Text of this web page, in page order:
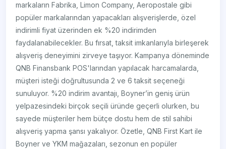
markaların Fabrika, Limon Company, Aeropostale gibi
popüler markalarından yapacakları alışverişlerde, özel
indirimli fiyat üzerinden ek %20 indirimden
faydalanabilecekler. Bu fırsat, taksit imkanlarıyla birleşerek
alışveriş deneyimini zirveye taşıyor. Kampanya döneminde
QNB Finansbank POS'larından yapılacak harcamalarda,
müşteri isteği doğrultusunda 2 ve 6 taksit seçeneği
sunuluyor. %20 indirim avantajı, Boyner’in geniş ürün
yelpazesindeki birçok seçili üründe geçerli olurken, bu
sayede müşteriler hem bütçe dostu hem de stil sahibi
alışveriş yapma şansı yakalıyor. Özetle, QNB First Kart ile
Boyner ve YKM mağazaları, sezonun en popüler